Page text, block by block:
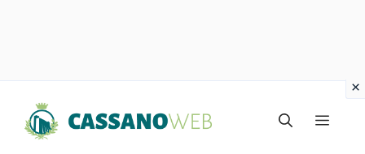
Menu